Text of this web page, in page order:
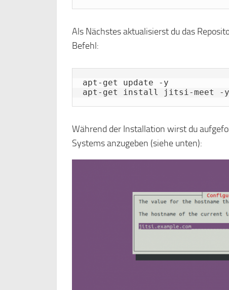
Als Nächstes aktualisierst du das
Befehl:
apt-get update -y
apt-get install jitsi-meet -y
Während der Installation wirst du
Systems anzugeben (siehe unten):